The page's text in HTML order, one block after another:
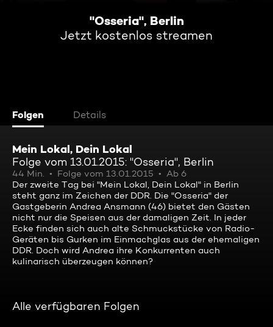
"Osseria", Berlin
Jetzt kostenlos streamen
Folgen Details
Mein Lokal, Dein Lokal
Folge vom 13.01.2015: "Osseria", Berlin
44 Min. Folge vom 13.01.2015
Ab 6
Der zweite Tag bei "Mein Lokal, Dein Lokal" in Berlin
steht ganz im Zeichen der DDR. Die "Osseria" der
Gastgeberin Andrea Ansmann (46) bietet den Gästen
nicht nur die Speisen aus der damaligen Zeit. In jeder
Ecke finden sich auch alte Schmuckstücke von Radio-
Geräten bis Gurken im Einmachglas aus der ehemaligen
DDR. Doch wird Andrea ihre Konkurrenten auch
kulinarisch überzeugen können?
Alle verfügbaren Folgen